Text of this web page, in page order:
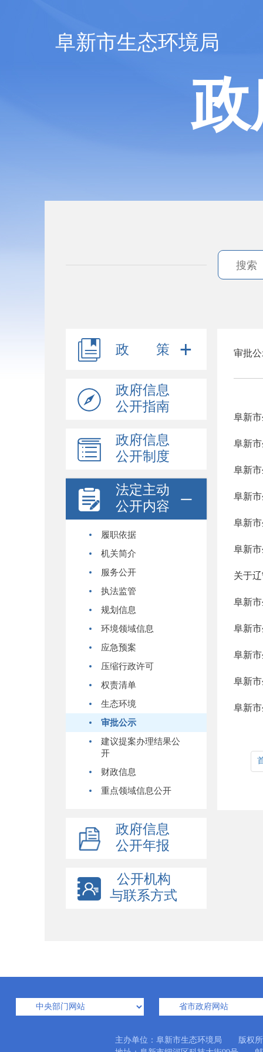
阜新市生态环境局
政 策
政府信息
公开指南
政府信息
公开制度
法定主动
公开内容
履职依据
机关简介
服务公开
执法监管
规划信息
环境领域信息
应急预案
压缩行政许可
权责清单
生态环境
审批公示
建议提案办理结果公
开
财政信息
重点领域信息公开
政府信息
公开年报
公开机构
与联系方式
审批
阜新
阜新
关于
阜新
主办单位：阜新市生态环境局 版权所